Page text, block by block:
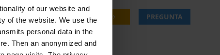
of our website and
of the website. We use the
personal data in the
Then an anonymized and
4,75 € COMPRAR PREGUNTA